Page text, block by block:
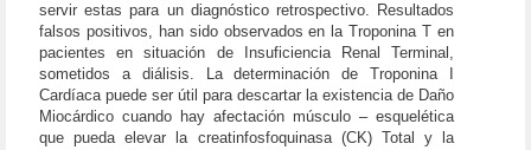
servir estas para un diagnóstico retrospectivo. Resultados
falsos positivos, han sido observados en la Troponina T en
pacientes en situación de Insuficiencia Renal Terminal,
sometidos a diálisis. La determinación de Troponina I
Cardíaca puede ser útil para descartar la existencia de Daño
Miocárdico cuando hay afectación músculo – esquelética
que pueda elevar la creatinfosfoquinasa (CK) Total y la